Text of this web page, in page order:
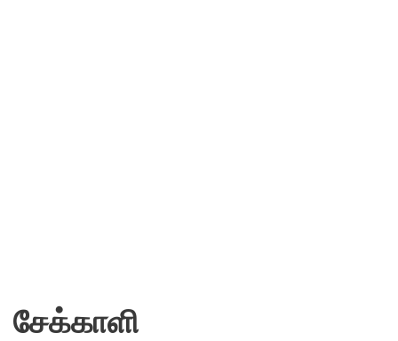
சேக்காளி